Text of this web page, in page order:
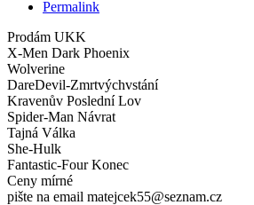
Permalink
Prodám UKK
X-Men Dark Phoenix
Wolverine
DareDevil-Zmrtvýchvstání
Kravenův Poslední Lov
Spider-Man Návrat
Tajná Válka
She-Hulk
Fantastic-Four Konec
Ceny mírné
pište na email matejcek55@seznam.cz